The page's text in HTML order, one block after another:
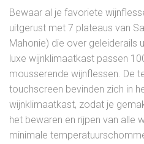
Bewaar al je favoriete
uitgerust met 7 plateaus van
Mahonie) die over geleiderails
luxe wijnklimaatkast passen
mousserende wijnflessen. De
touchscreen bevinden zich in
wijnklimaatkast, zodat je
het bewaren en rijpen van alle
minimale